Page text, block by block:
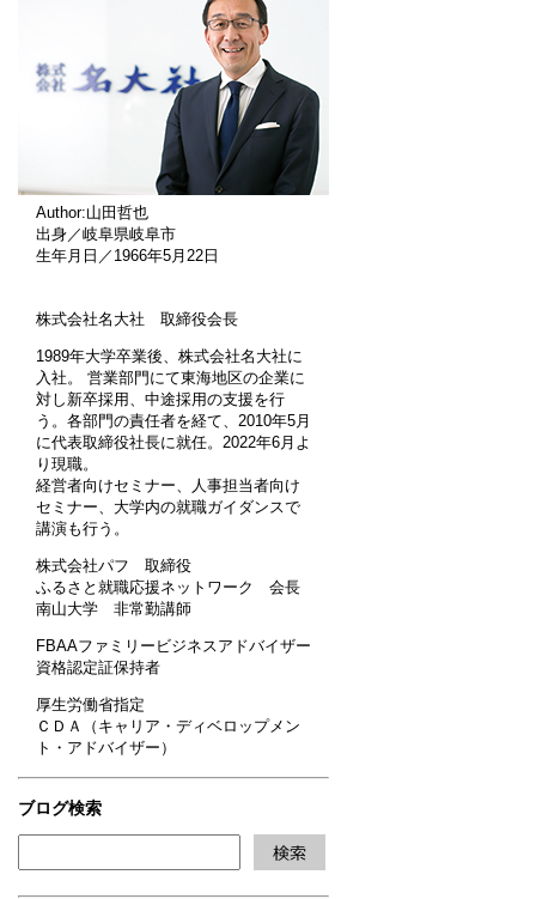
Author:山田哲也
出身／岐阜県岐阜市
生年月日／1966年5月22日
株式会社名大社 取締役会長
1989年大学卒業後、株式会社名大社に
入社。 営業部門にて東海地区の企業に
対し新卒採用、中途採用の支援を行
う。各部門の責任者を経て、2010年5月
に代表取締役社長に就任。2022年6月よ
り現職。
経営者向けセミナー、人事担当者向け
セミナー、大学内の就職ガイダンスで
講演も行う。
株式会社パフ 取締役
ふるさと就職応援ネットワーク 会長
南山大学 非常勤講師
FBAAファミリービジネスアドバイザー
資格認定証保持者
厚生労働省指定
ＣＤＡ（キャリア・ディベロップメン
ト・アドバイザー）
ブログ検索